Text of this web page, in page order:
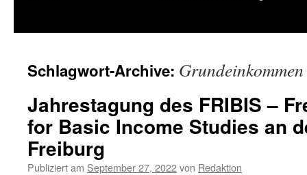
Schlagwort-Archive: Grundeinkommen
Jahrestagung des FRIBIS –
for Basic Income Studies an
Freiburg
Publiziert am September 27, 2022von Redaktion